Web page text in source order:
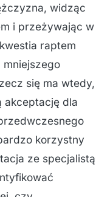
widząc
i przeżywając w
raptem
mniejszego
się ma wtedy,
akceptację dla
korzystny
ze specjalistą